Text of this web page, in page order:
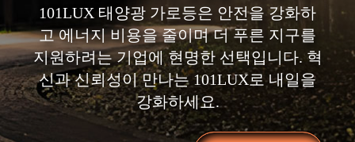
101LUX 태양광 가로등은 안전을 강화하
고 에너지 비용을 줄이며 더 푸른 지구를
지원하려는 기업에 현명한 선택입니다. 혁
신과 신뢰성이 만나는 101LUX로 내일을
강화하세요.